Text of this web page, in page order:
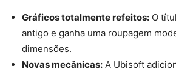
Gráficos totalmente refeitos: O
antigo e ganha uma roupagem
dimensões.
Novas mecânicas: A Ubisoft